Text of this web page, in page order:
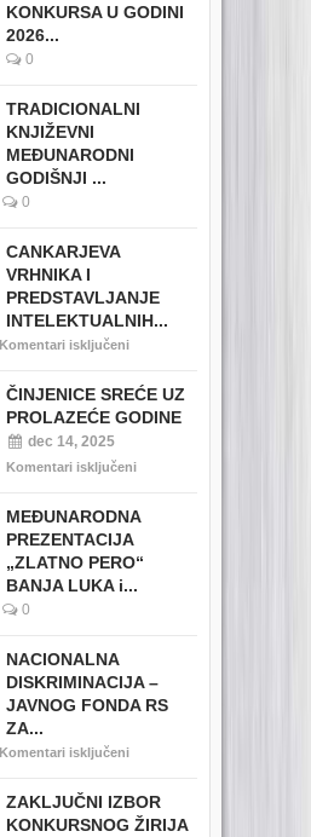
KONKURSA U GODINI
2026...
0
TRADICIONALNI
KNJIŽEVNI
MEĐUNARODNI
GODIŠNJI ...
0
CANKARJEVA
VRHNIKA I
PREDSTAVLJANJE
INTELEKTUALNIH...
Komentari isključeni
ČINJENICE SREĆE UZ
PROLAZEĆE GODINE
dec 14, 2025
Komentari isključeni
MEĐUNARODNA
PREZENTACIJA
„ZLATNO PERO“
BANJA LUKA i...
0
NACIONALNA
DISKRIMINACIJA –
JAVNOG FONDA RS
ZA...
Komentari isključeni
ZAKLJUČNI IZBOR
KONKURSNOG ŽIRIJA